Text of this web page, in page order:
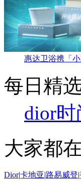
惠达卫浴携「
每日精
dior时
大家都
Dior|卡地亚|路易威登|